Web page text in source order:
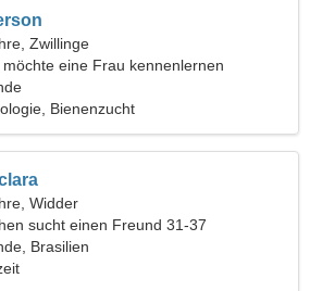
Zwillinge
möchte eine Frau kennenlernen
Bienenzucht
Widder
sucht einen Freund 31-37
Brasilien